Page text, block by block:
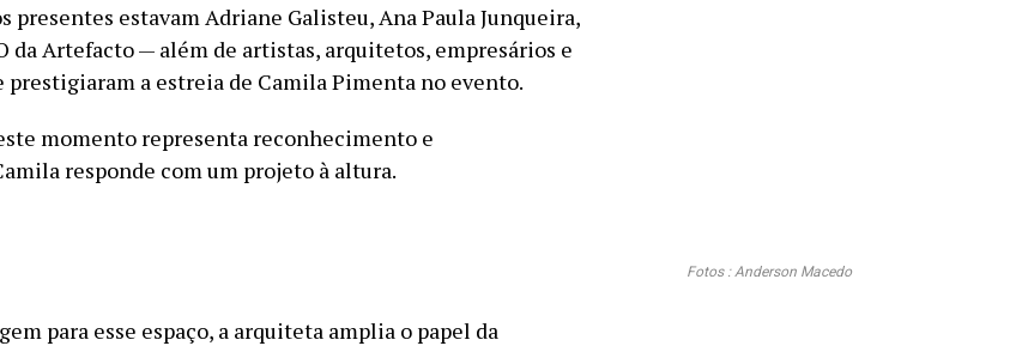
presentes estavam Adriane Galisteu, Ana Paula Junqueira,
da Artefacto — além de artistas, arquitetos, empresários e
prestigiaram a estreia de Camila Pimenta no evento.
momento representa reconhecimento e
responde com um projeto à altura.
Fotos : Anderson Macedo
para esse espaço, a arquiteta amplia o papel da